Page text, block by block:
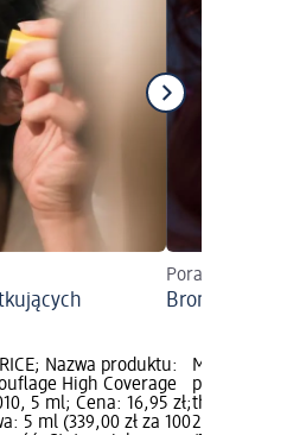
Poradnik i
Bronzer:
Nazwa produktu:
High Coverage
5 ml; Cena: 16,95 zł;
5 ml (339,00 zł za 100
Marka:
produktu:
the Found
23,95 zł;